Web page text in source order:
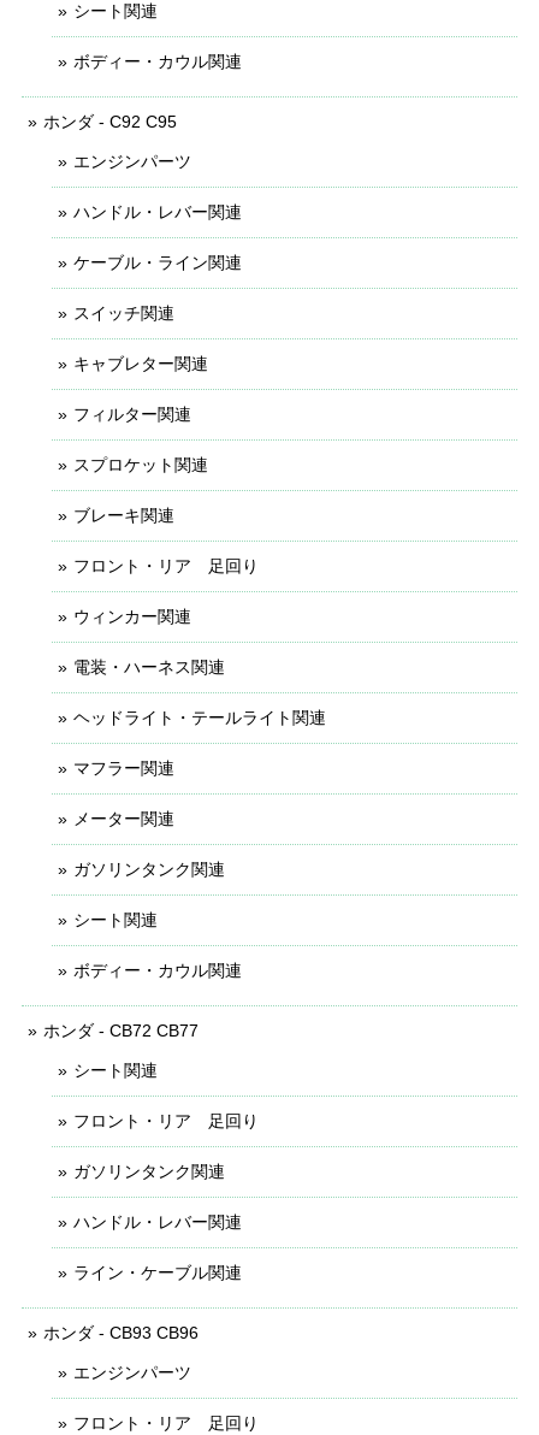
シート関連
ボディー・カウル関連
ホンダ - C92 C95
エンジンパーツ
ハンドル・レバー関連
ケーブル・ライン関連
スイッチ関連
キャブレター関連
フィルター関連
スプロケット関連
ブレーキ関連
フロント・リア 足回り
ウィンカー関連
電装・ハーネス関連
ヘッドライト・テールライト関連
マフラー関連
メーター関連
ガソリンタンク関連
シート関連
ボディー・カウル関連
ホンダ - CB72 CB77
シート関連
フロント・リア 足回り
ガソリンタンク関連
ハンドル・レバー関連
ライン・ケーブル関連
ホンダ - CB93 CB96
エンジンパーツ
フロント・リア 足回り